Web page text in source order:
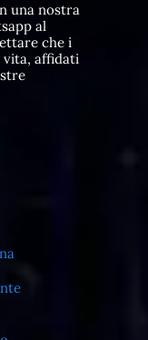
una nostra
al
che i
vita, affidati